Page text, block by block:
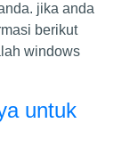
jika anda
berikut
windows
untuk